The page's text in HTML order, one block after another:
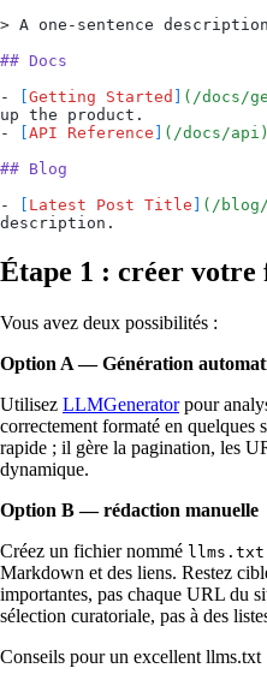
> A one-sentence
## Docs
-
Getting Started ( /docs/
up the product.
-
API Reference ( /docs/api )
## Blog
-
Latest Post Title ( /
description.
Étape 1 : créer
Vous avez deux possibilités :
Option A — Génération
Utilisez LLMGeneratorpour
correctement formaté en quelques
rapide ; il gère la pagination, les
dynamique.
Option B — rédaction manuelle
Créez un fichier nommé llms.txt
Markdown et des liens. Restez
importantes, pas chaque URL du
sélection curatoriale, pas à des
Conseils pour un excellent llms.txt